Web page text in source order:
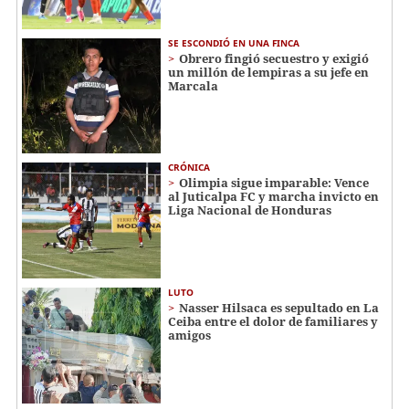
SE ESCONDIÓ EN UNA FINCA
Obrero fingió secuestro y exigió
un millón de lempiras a su jefe en
Marcala
CRÓNICA
Olimpia sigue imparable: Vence
al Juticalpa FC y marcha invicto en
Liga Nacional de Honduras
LUTO
Nasser Hilsaca es sepultado en La
Ceiba entre el dolor de familiares y
amigos